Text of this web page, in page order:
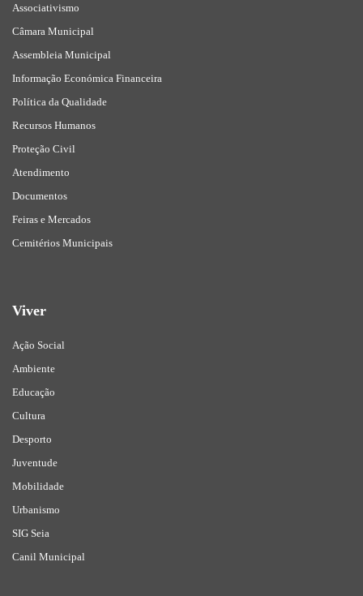
Associativismo
Câmara Municipal
Assembleia Municipal
Informação Económica Financeira
Política da Qualidade
Recursos Humanos
Proteção Civil
Atendimento
Documentos
Feiras e Mercados
Cemitérios Municipais
Viver
Ação Social
Ambiente
Educação
Cultura
Desporto
Juventude
Mobilidade
Urbanismo
SIG Seia
Canil Municipal